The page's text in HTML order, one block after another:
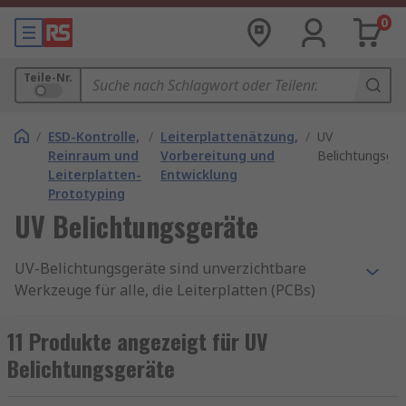
0
Teile-Nr.
/ ESD-Kontrolle,
Reinraum und
Leiterplatten-
Prototyping
/ Leiterplattenätzung,
Vorbereitung und
Entwicklung
/ UV
UV Belichtungsgeräte
UV-Belichtungsgeräte sind unverzichtbare
Werkzeuge für alle, die Leiterplatten (PCBs)
anwenden. Mit einem hochwertigen UV-
Belichtungsgerät erzielen Sie präzise Ergebnisse
bei der Belichtung von Fotolacken und
11 Produkte angezeigt für UV
Belichtungsgeräte